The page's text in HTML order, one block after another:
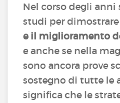
Nel corso degli
studi per
e il miglioramento
e anche se nella
sono ancora prove
sostegno di tutte le
significa che le